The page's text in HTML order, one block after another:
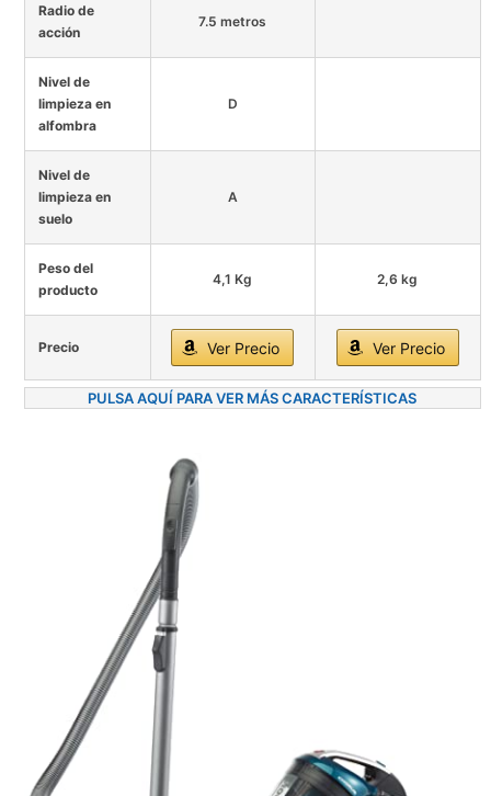
Radio de
acción
7.5 metros
Nivel de
limpieza en
alfombra
D
Nivel de
limpieza en
suelo
A
Peso del
producto
4,1 Kg 2,6 kg
Precio Ver Precio Ver Precio
PULSA AQUÍ PARA VER MÁS CARACTERÍSTICAS